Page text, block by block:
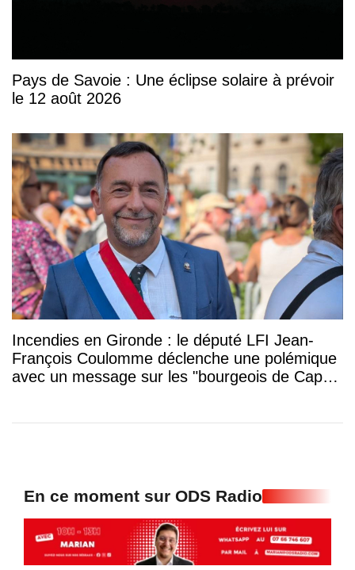
Pays de Savoie : Une éclipse solaire à prévoir
le 12 août 2026
Incendies en Gironde : le député LFI Jean-
François Coulomme déclenche une polémique
avec un message sur les "bourgeois de Cap-
En ce moment sur ODS Radio